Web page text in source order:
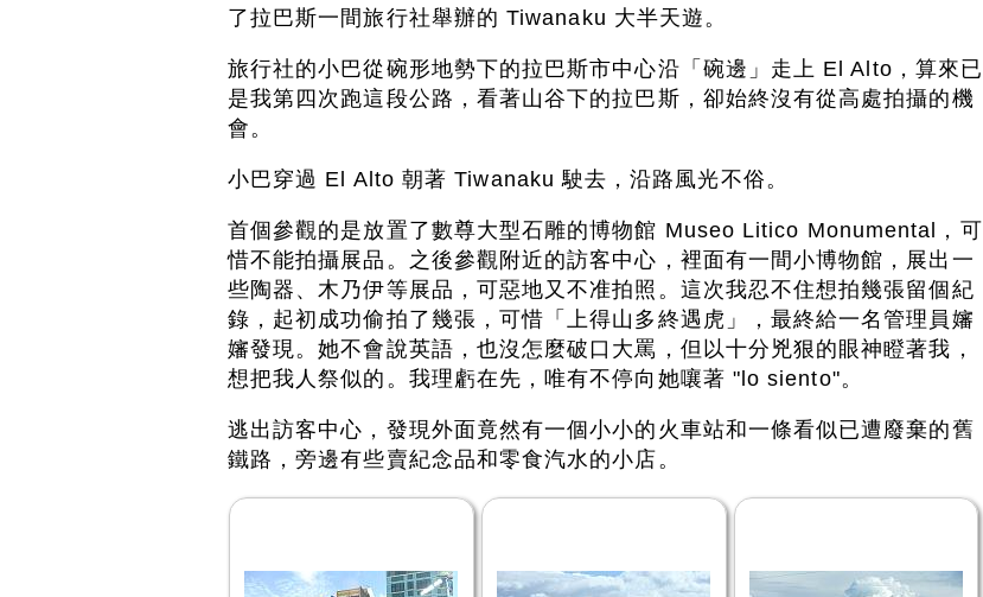
了拉巴斯一間旅行社舉辦的 Tiwanaku 大半天遊。
旅行社的小巴從碗形地勢下的拉巴斯市中心沿「碗邊」走上 El Alto，算來已
是我第四次跑這段公路，看著山谷下的拉巴斯，卻始終沒有從高處拍攝的機
會。
小巴穿過 El Alto 朝著 Tiwanaku 駛去，沿路風光不俗。
首個參觀的是放置了數尊大型石雕的博物館 Museo Litico Monumental，可
惜不能拍攝展品。之後參觀附近的訪客中心，裡面有一間小博物館，展出一
些陶器、木乃伊等展品，可惡地又不准拍照。這次我忍不住想拍幾張留個紀
錄，起初成功偷拍了幾張，可惜「上得山多終遇虎」，最終給一名管理員嬸
嬸發現。她不會說英語，也沒怎麼破口大罵，但以十分兇狠的眼神瞪著我，
想把我人祭似的。我理虧在先，唯有不停向她嚷著 "lo siento"。
逃出訪客中心，發現外面竟然有一個小小的火車站和一條看似已遭廢棄的舊
鐵路，旁邊有些賣紀念品和零食汽水的小店。